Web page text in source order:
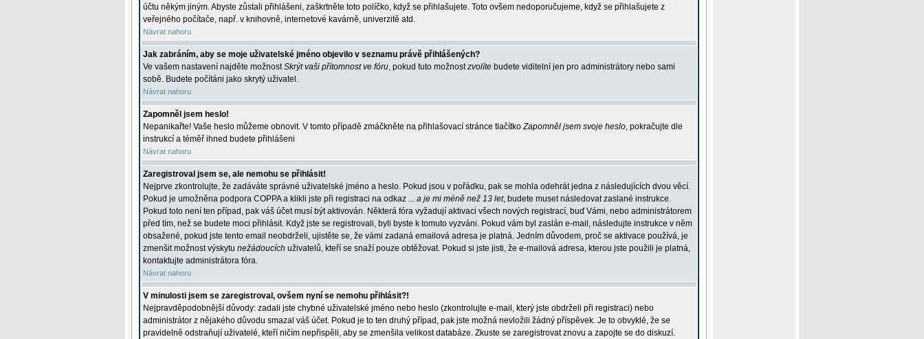
účtu někým jiným. Abyste zůstali přihlášeni, zaškrtněte toto políčko, když se přihlašujete. Toto ovšem nedoporučujeme, když se přihlašujete z
veřejného počítače, např. v knihovně, internetové kavárně, univerzitě atd.
Návrat nahoru
Jak zabráním, aby se moje uživatelské jméno objevilo v seznamu právě přihlášených?
Ve vašem nastavení najděte možnostSkrýt vaši přítomnost ve fóru, pokud tuto možnostzvolíte budete viditelní jen pro administrátory nebo sami
sobě. Budete počítáni jako skrytý uživatel.
Návrat nahoru
Zapomněl jsem heslo!
Nepanikařte! Vaše heslo můžeme obnovit. V tomto případě zmáčkněte na přihlašovací stránce tlačítkoZapomněl jsem svoje heslo, pokračujte dle
instrukcí a téměř ihned budete přihlášeni
Návrat nahoru
Zaregistroval jsem se, ale nemohu se přihlásit!
Nejprve zkontrolujte, že zadáváte správné uživatelské jméno a heslo. Pokud jsou v pořádku, pak se mohla odehrát jedna z následujících dvou věcí.
Pokud je umožněna podpora COPPA a klikli jste při registraci na odkaz ... a je mi méně než 13 let, budete muset následovat zaslané instrukce.
Pokud toto není ten případ, pak váš účet musí být aktivován. Některá fóra vyžadují aktivaci všech nových registrací, buď Vámi, nebo administrátorem
před tím, než se budete moci přihlásit. Když jste se registrovali, byli byste k tomuto vyzváni. Pokud vám byl zaslán e-mail, následujte instrukce v něm
obsažené, pokud jste tento email neobdrželi, ujistěte se, že vámi zadaná emailová adresa je platná. Jedním důvodem, proč se aktivace používá, je
zmenšit možnost výskytu nežádoucích uživatelů, kteří se snaží pouze obtěžovat. Pokud si jste jisti, že e-mailová adresa, kterou jste použili je platná,
kontaktujte administrátora fóra.
Návrat nahoru
V minulosti jsem se zaregistroval, ovšem nyní se nemohu přihlásit?!
Nejpravděpodobnější důvody: zadali jste chybné uživatelské jméno nebo heslo (zkontrolujte e-mail, který jste obdrželi při registraci) nebo
administrátor z nějakého důvodu smazal váš účet. Pokud je to ten druhý případ, pak jste možná nevložili žádný příspěvek. Je to obvyklé, že se
pravidelně odstraňují uživatelé, kteří ničím nepřispěli, aby se zmenšila velikost databáze. Zkuste se zaregistrovat znovu a zapojte se do diskuzí.